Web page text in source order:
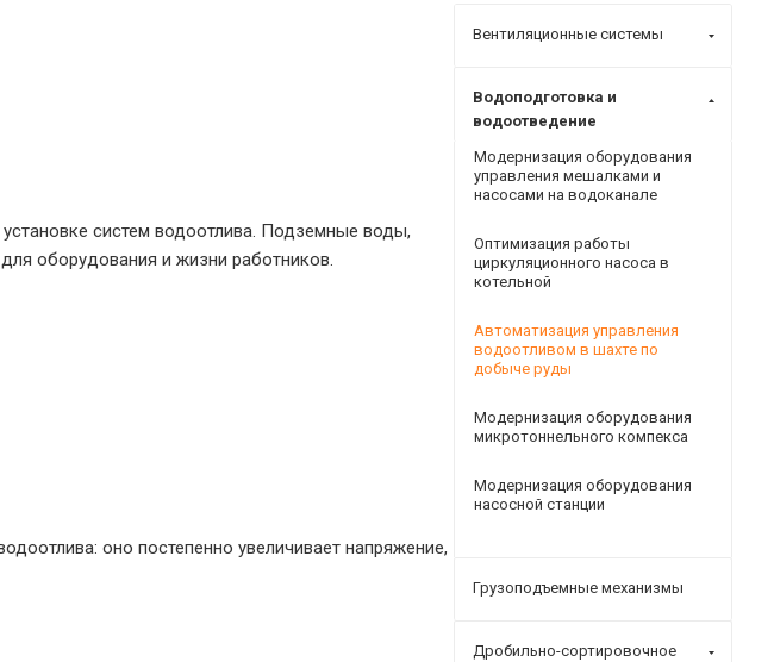
систем водоотлива. Подземные воды,
оборудования и жизни работников.
оно постепенно увеличивает напряжение,
Вентиляционные системы
Водоподготовка и
водоотведение
Модернизация оборудования
управления мешалками и
насосами на водоканале
Оптимизация работы
циркуляционного насоса в
котельной
Автоматизация управления
водоотливом в шахте по
добыче руды
Модернизация оборудования
микротоннельного компекса
Модернизация оборудования
насосной станции
Грузоподъемные механизмы
Дробильно-сортировочное